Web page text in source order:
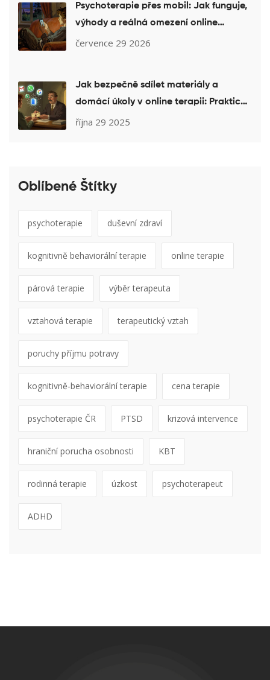
Psychoterapie přes mobil: Jak funguje,
výhody a reálná omezení online
terapie
července 29 2026
Jak bezpečně sdílet materiály a
domácí úkoly v online terapii: Praktický
průvodce pro terapeuty
října 29 2025
Oblíbené Štítky
psychoterapie duševní zdraví
kognitivně behaviorální terapie online terapie
párová terapie výběr terapeuta
vztahová terapie terapeutický vztah
poruchy příjmu potravy
kognitivně-behaviorální terapie cena terapie
psychoterapie ČR PTSD krizová intervence
hraniční porucha osobnosti KBT
rodinná terapie úzkost psychoterapeut
ADHD